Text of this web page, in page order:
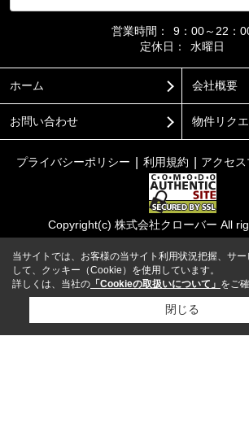
営業時間：
9：00～22：
定休日：
水曜日
ホーム 会社概要
お問い合わせ 物件リク
プライバシーポリシー 利用規約 アクセ
Copyright(c) 株式会社クローバー All
当サイトでは、お客様の当サイト利用状況把握、サー
して、クッキー（Cookie）を使用しています。
詳しくは、当社の 「Cookieの取扱いについて」 をご
閉じる